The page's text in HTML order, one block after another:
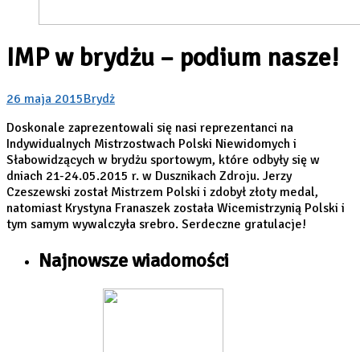
IMP w brydżu – podium nasze!
26 maja 2015Brydż
Doskonale zaprezentowali się nasi reprezentanci na
Indywidualnych Mistrzostwach Polski Niewidomych i
Słabowidzących w brydżu sportowym, które odbyły się w
dniach 21-24.05.2015 r. w Dusznikach Zdroju. Jerzy
Czeszewski został Mistrzem Polski i zdobył złoty medal,
natomiast Krystyna Franaszek została Wicemistrzynią Polski i
tym samym wywalczyła srebro. Serdeczne gratulacje!
Najnowsze wiadomości